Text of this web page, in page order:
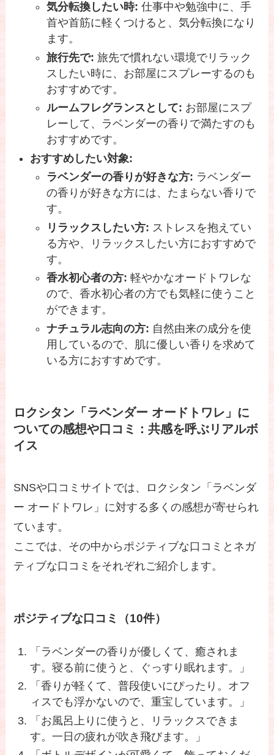
気分転換したい時: 仕事中や勉強中に、手
首や首筋に軽くつけると、気分転換になり
ます。
旅行先で: 旅先で慣れない環境でリラック
スしたい時に、お部屋にスプレーするのも
おすすめです。
ルームフレグランスとして: お部屋にスプ
レーして、ラベンダーの香りで満たすのも
おすすめです。
おすすめしたい対象:
ラベンダーの香りが好きな方: ラベンダー
の香りが好きな方には、たまらない香りで
す。
リラックスしたい方: ストレスを抱えてい
る方や、リラックスしたい方におすすめで
す。
香水初心者の方: 軽やかなオードトワレな
ので、香水初心者の方でも気軽に使うこと
ができます。
ナチュラル志向の方: 自然由来の成分を使
用しているので、肌に優しい香りを求めて
いる方におすすめです。
ロクシタン「ラベンダー オードトワレ」に
ついての感想や口コミ：共感を呼ぶリアルボ
イス
SNSや口コミサイトでは、ロクシタン「ラベンダ
ー オードトワレ」に対する多くの感想が寄せられ
ています。
ここでは、その中からポジティブな口コミとネガ
ティブな口コミをそれぞれご紹介します。
ポジティブな口コミ（10件）
「ラベンダーの香りが優しくて、癒されま
す。寝る前に使うと、ぐっすり眠れます。」
「香りが軽くて、普段使いにぴったり。オフ
ィスでも浮かないので、重宝しています。」
「お風呂上りに使うと、リラックスできま
す。一日の疲れが吹き飛びます。」